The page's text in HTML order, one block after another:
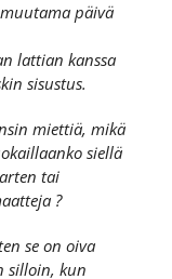
päivä
lattian kanssa
sisustus.
miettiä, mikä
siellä
tai
?
se on oiva
silloin, kun